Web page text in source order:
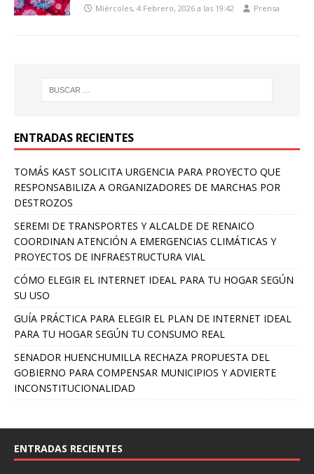
Miércoles, 4 Febrero, 2026 a las 19:42 Prensa
ENTRADAS RECIENTES
TOMÁS KAST SOLICITA URGENCIA PARA PROYECTO QUE
RESPONSABILIZA A ORGANIZADORES DE MARCHAS POR
DESTROZOS
SEREMI DE TRANSPORTES Y ALCALDE DE RENAICO
COORDINAN ATENCIÓN A EMERGENCIAS CLIMÁTICAS Y
PROYECTOS DE INFRAESTRUCTURA VIAL
CÓMO ELEGIR EL INTERNET IDEAL PARA TU HOGAR SEGÚN
SU USO
GUÍA PRÁCTICA PARA ELEGIR EL PLAN DE INTERNET IDEAL
PARA TU HOGAR SEGÚN TU CONSUMO REAL
SENADOR HUENCHUMILLA RECHAZA PROPUESTA DEL
GOBIERNO PARA COMPENSAR MUNICIPIOS Y ADVIERTE
INCONSTITUCIONALIDAD
ENTRADAS RECIENTES